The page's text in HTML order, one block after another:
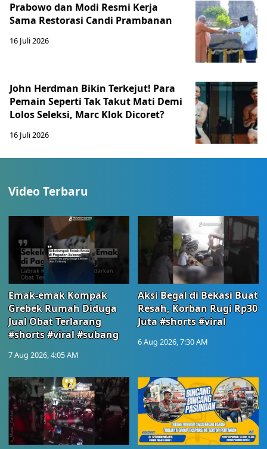
Prabowo dan Modi Resmi Kerja
Sama Restorasi Candi Prambanan
16 Juli 2026
John Herdman Bikin Terkejut! Para
Pemain Seperti Tak Takut Mati Demi
Lolos Seleksi, Marc Klok Dicoret?
16 Juli 2026
Video Terbaru
Emak-emak Kompak
Grebek Rumah Diduga
Jual Obat Terlarang
#shorts #viral #subang
7 Aug 2026, 4:05 AM
Aksi Begal di Bekasi Buat
Resah, Korban Rugi Rp30
Juta #shorts #viral
6 Aug 2026, 7:30 AM